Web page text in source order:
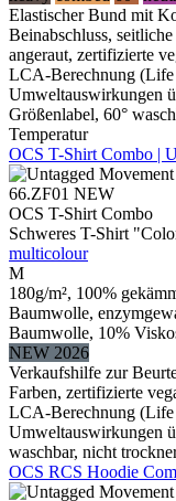
Elastischer Bund mit
Beinabschluss,
angeraut, zertifizierte
LCA-Berechnung (Life
Umweltauswirkungen
Größenlabel, 60°
Temperatur
OCS T-Shirt Combo |
66.ZF01 NEW
OCS T-Shirt Combo
Schweres T-Shirt
multicolour
M
180g/m², 100%
Baumwolle,
Baumwolle, 10%
NEW 2026
Verkaufshilfe zur
Farben, zertifizierte
LCA-Berechnung (Life
Umweltauswirkungen
waschbar, nicht
OCS RCS Hoodie